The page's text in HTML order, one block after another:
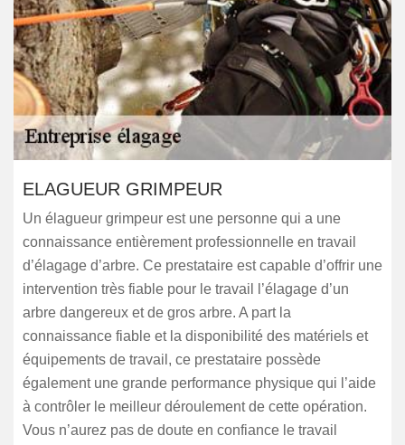
ELAGUEUR GRIMPEUR
Un élagueur grimpeur est une personne qui a une
connaissance entièrement professionnelle en travail
d’élagage d’arbre. Ce prestataire est capable d’offrir une
intervention très fiable pour le travail l’élagage d’un
arbre dangereux et de gros arbre. A part la
connaissance fiable et la disponibilité des matériels et
équipements de travail, ce prestataire possède
également une grande performance physique qui l’aide
à contrôler le meilleur déroulement de cette opération.
Vous n’aurez pas de doute en confiance le travail